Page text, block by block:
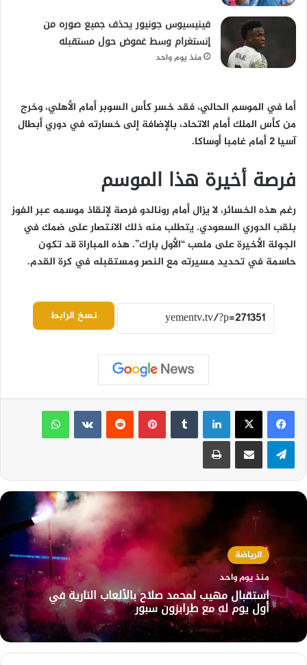
فينيسيوس جونيور يحذف جميع صوره من
إنستغرام وسط غموض حول مستقبله
منذ يوم واحد
أما في الموسم الحالي، فقد خسر كأس السوبر أمام الأهلي، وخرج
من كأس الملك أمام الاتحاد، بالإضافة إلى خسارته في دوري أبطال
آسيا 2 أمام غامبا أوساكا.
فرصة أخيرة هذا الموسم
رغم هذه الخسائر، لا يزال أمام رونالدو فرصة لإنقاذ موسمه عبر الفوز
بلقب الدوري السعودي. يتطلب منه ذلك الانتصار على ضمك في
الجولة الأخيرة على ملعب “الأول بارك”. هذه المباراة قد تكون
حاسمة في تحديد مسيرته مع النصر ومستقبله في كرة القدم.
نسخ الرابط
لينكدإن بينتيريست
واتساب
تيلقرام مشاركة عبر البريد طباعة
الرياضة
منذ يوم واحد
استقبال مهيب لمحمد صلاح بالألعاب النارية في
أول يوم له مع طرابزون سبور